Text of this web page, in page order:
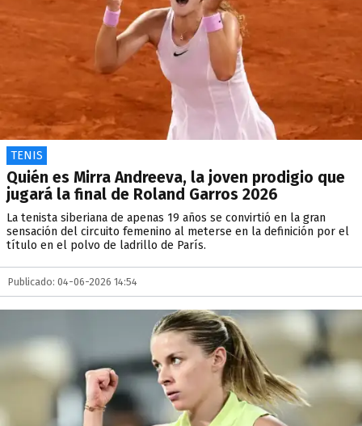
TENIS
Quién es Mirra Andreeva, la joven prodigio que
jugará la final de Roland Garros 2026
La tenista siberiana de apenas 19 años se convirtió en la gran
sensación del circuito femenino al meterse en la definición por el
título en el polvo de ladrillo de París.
Publicado: 04-06-2026 14:54